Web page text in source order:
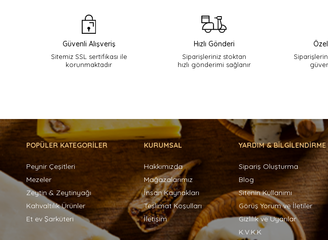
Güvenli Alışveriş
Sitemiz SSL sertifikası ile
korunmaktadır
Hızlı Gönderi
Siparişleriniz stoktan
hızlı gönderimi sağlanır
POPÜLER KATEGORİLER
Peynir Çeşitleri
Mezeler
Zeytin & Zeytinyağı
Kahvaltılık Ürünler
Et ev Şarküteri
KURUMSAL
Hakkımızda
Mağazalarımız
İnsan Kaynakları
Teslimat Koşulları
İletişim
YARDIM & BİLGİLENDİRME
Sipariş Oluşturma
Blog
Sitenin Kullanımı
Görüş Yorum ve İletiler
Gizlilik ve Uyarılar
K.V.K.K